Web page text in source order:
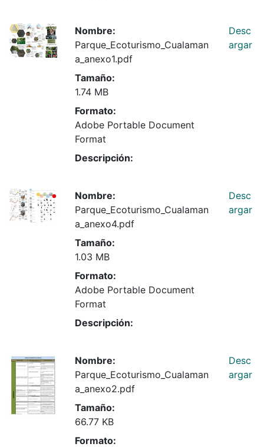
Nombre:
Parque_Ecoturismo_Cualaman
a_anexo1.pdf
Tamaño:
1.74 MB
Formato:
Adobe Portable Document
Format
Descripción:
Desc
argar
Nombre:
Parque_Ecoturismo_Cualaman
a_anexo4.pdf
Tamaño:
1.03 MB
Formato:
Adobe Portable Document
Format
Descripción:
Desc
argar
Nombre:
Parque_Ecoturismo_Cualaman
a_anexo2.pdf
Tamaño:
66.77 KB
Formato:
Desc
argar